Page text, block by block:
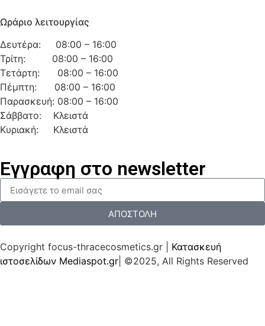
Ωράριο λειτουργίας
Δευτέρα: 08:00 – 16:00
Τρίτη: 08:00 – 16:00
Τετάρτη: 08:00 – 16:00
Πέμπτη: 08:00 – 16:00
Παρασκευή: 08:00 – 16:00
Σάββατο: Κλειστά
Κυριακή: Κλειστά
Εγγραφη στο newsletter
ΑΠΟΣΤΟΛΗ
Copyright focus-thracecosmetics.gr | Κατασκευή
ιστοσελίδων Mediaspot.gr | ©2025, All Rights Reserved